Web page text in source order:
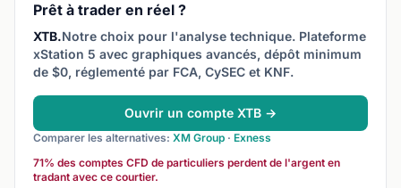
Prêt à trader en réel ?
XTB.Notre choix pour l'analyse technique. Plateforme
xStation 5 avec graphiques avancés, dépôt minimum
de $0, réglementé par FCA, CySEC et KNF.
Ouvrir un compte XTB →
Comparer les alternatives: XM Group · Exness
71% des comptes CFD de particuliers perdent de l'argent en
tradant avec ce courtier.